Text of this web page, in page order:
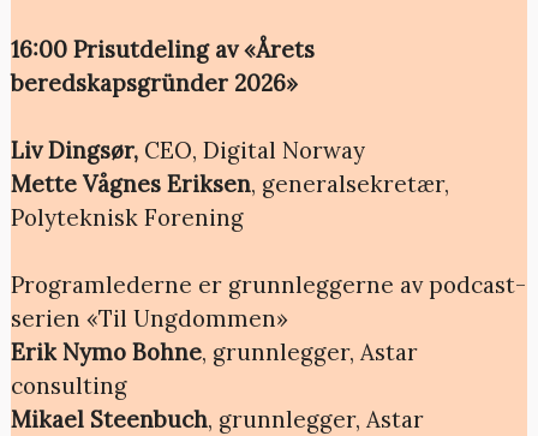
16:00 Prisutdeling av «Årets
beredskapsgründer 2026»
Liv Dingsør,CEO, Digital Norway
Mette Vågnes Eriksen, generalsekretær,
Polyteknisk Forening
Programlederne er grunnleggerne av podcast-
serien «Til Ungdommen»
Erik Nymo Bohne, grunnlegger, Astar
consulting
Mikael Steenbuch, grunnlegger, Astar